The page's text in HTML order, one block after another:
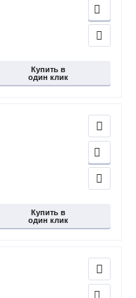
Купить в
один клик
Купить в
один клик